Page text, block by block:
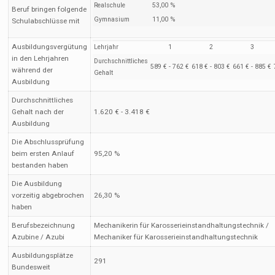
Beruf bringen folgende
Schulabschlüsse mit
Realschule
53,00 %
Gymnasium
11,00 %
Ausbildungsvergütung
in den Lehrjahren
während der
Ausbildung
Lehrjahr 1 2
3
Durchschnittliches
Gehalt
589 € - 762 € 618 € - 803 € 661 € - 885 €
Durchschnittliches
Gehalt nach der
Ausbildung
1.620 € - 3.418 €
Die Abschlussprüfung
beim ersten Anlauf
bestanden haben
95,20 %
Die Ausbildung
vorzeitig abgebrochen
haben
26,30 %
Berufsbezeichnung
Azubine / Azubi
Mechanikerin für Karosserieinstandhaltungstechnik /
Mechaniker für Karosserieinstandhaltungstechnik
Ausbildungsplätze
Bundesweit
291